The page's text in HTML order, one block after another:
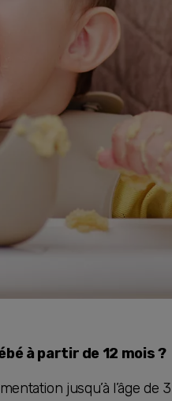
à partir de 12 mois ?
jusqu’à l’âge de